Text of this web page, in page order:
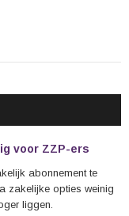
voor ZZP-ers
abonnement te
zakelijke opties weinig
liggen.